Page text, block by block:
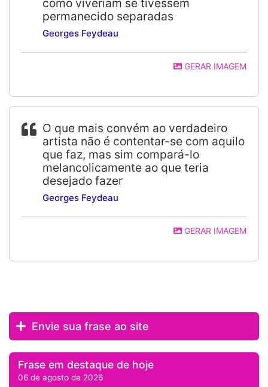
como viveriam se tivessem
permanecido separadas
Georges Feydeau
GERAR IMAGEM
O que mais convém ao verdadeiro
artista não é contentar-se com aquilo
que faz, mas sim compará-lo
melancolicamente ao que teria
desejado fazer
Georges Feydeau
GERAR IMAGEM
Envie sua frase ao site
Frase em destaque de hoje
06 de agosto de 2026